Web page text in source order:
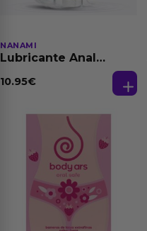
NANAMI
Lubricante Anal
Dilatación Base Agua
10.95€